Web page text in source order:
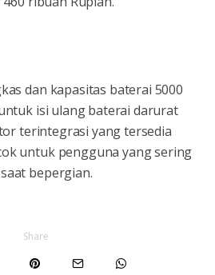
dan kapasitas baterai 5000
isi ulang baterai darurat
terintegrasi yang tersedia
untuk pengguna yang sering
bepergian.
Share